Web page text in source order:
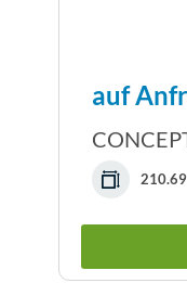
auf
210.69